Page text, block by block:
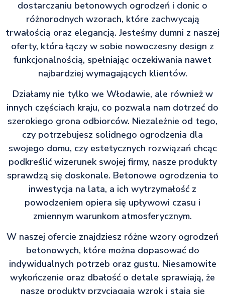
dostarczaniu betonowych ogrodzeń i donic o
różnorodnych wzorach, które zachwycają
trwałością oraz elegancją. Jesteśmy dumni z naszej
oferty, która łączy w sobie nowoczesny design z
funkcjonalnością, spełniając oczekiwania nawet
najbardziej wymagających klientów.
Działamy nie tylko we Włodawie, ale również w
innych częściach kraju, co pozwala nam dotrzeć do
szerokiego grona odbiorców. Niezależnie od tego,
czy potrzebujesz solidnego ogrodzenia dla
swojego domu, czy estetycznych rozwiązań chcąc
podkreślić wizerunek swojej firmy, nasze produkty
sprawdzą się doskonale. Betonowe ogrodzenia to
inwestycja na lata, a ich wytrzymałość z
powodzeniem opiera się upływowi czasu i
zmiennym warunkom atmosferycznym.
W naszej ofercie znajdziesz różne wzory ogrodzeń
betonowych, które można dopasować do
indywidualnych potrzeb oraz gustu. Niesamowite
wykończenie oraz dbałość o detale sprawiają, że
nasze produkty przyciągają wzrok i stają się